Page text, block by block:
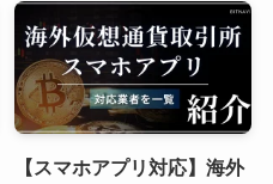
【スマホアプリ対応】海外